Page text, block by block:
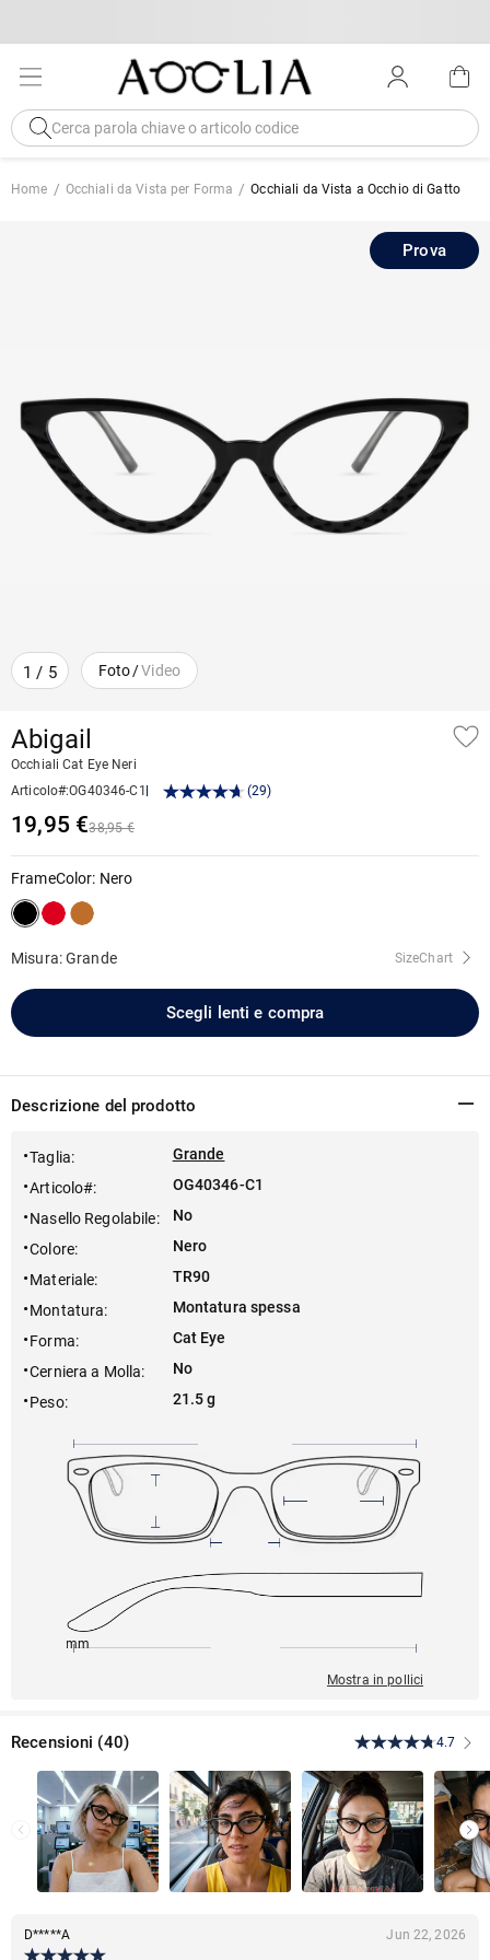
Home Occhiali da Vista per Forma Occhiali da Vista a Occhio di Gatto
1 / 5 Foto/Video
Prova
Abigail
Occhiali Cat Eye Neri
Articolo#:OG40346-C1 (29)
19,95 €38,95 €
FrameColor: Nero
Misura: Grande SizeChart
Scegli lenti e compra
Descrizione del prodotto
Taglia:
Grande
Articolo#:
OG40346-C1
Nasello Regolabile:
No
Colore:
Nero
Materiale:
TR90
Montatura:
Montatura spessa
Forma:
Cat Eye
Cerniera a Molla:
No
Peso: 21.5 g
146mm
Mostra in pollici
Recensioni (40) 4.7
D*****A Jun 22, 2026